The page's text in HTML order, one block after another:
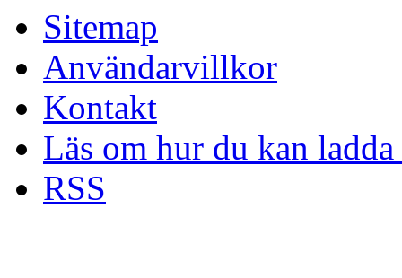
Sitemap
Användarvillkor
Kontakt
Läs om hur du kan
RSS